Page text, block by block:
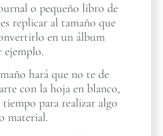
o pequeño libro de
replicar al tamaño que
en un álbum
ejemplo.
hará que no te de
con la hoja en blanco,
para realizar algo
material.